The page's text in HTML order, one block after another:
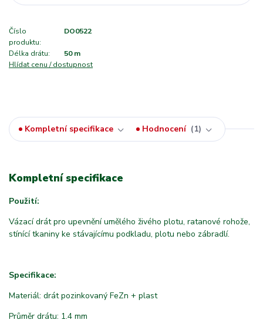
Číslo
produktu:
DO0522
Délka drátu:
50 m
Hlídat cenu / dostupnost
Kompletní specifikace Hodnocení 1
Kompletní specifikace
Použití:
Vázací drát pro upevnění umělého živého plotu, ratanové rohože,
stínící tkaniny ke stávajícímu podkladu, plotu nebo zábradlí.
Specifikace:
Materiál: drát pozinkovaný FeZn + plast
Průměr drátu: 1.4 mm